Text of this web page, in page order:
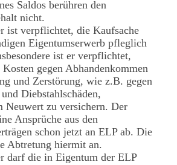
Saldos berühren den
nicht.
ist verpflichtet, die Kaufsache
Eigentumserwerb pfleglich
ist er verpflichtet,
gegen Abhandenkommen
und Zerstörung, wie z.B. gegen
Diebstahlschäden,
Neuwert zu versichern. Der
Ansprüche aus den
schon jetzt an ELP ab. Die
Abtretung hiermit an.
darf die in Eigentum der ELP